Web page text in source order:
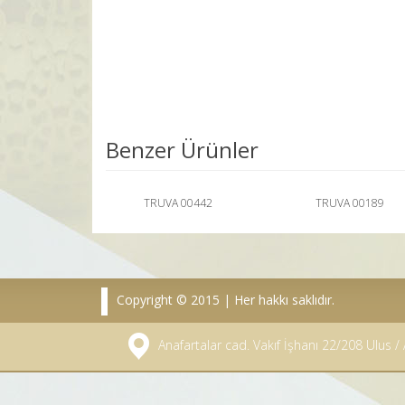
Benzer Ürünler
TRUVA 00442 TRUVA 00189
Copyright © 2015 | Her hakkı saklıdır.
Anafartalar cad. Vakıf İşhanı 22/208 Ulus /